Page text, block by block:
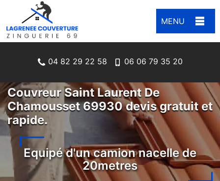
MENU
04 82 29 22 58 06 06 79 35 20
Couvreur Saint Laurent De
Chamousset 69930 devis gratuit et
rapide.
Equipé d'un camion nacelle de
20metres